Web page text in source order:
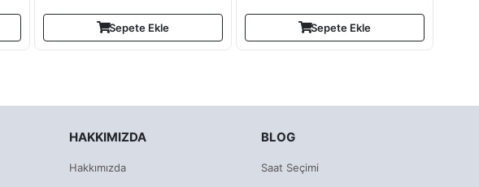
Sepete Ekle Sepete Ekle
HAKKIMIZDA
Hakkımızda
BLOG
Saat Seçimi